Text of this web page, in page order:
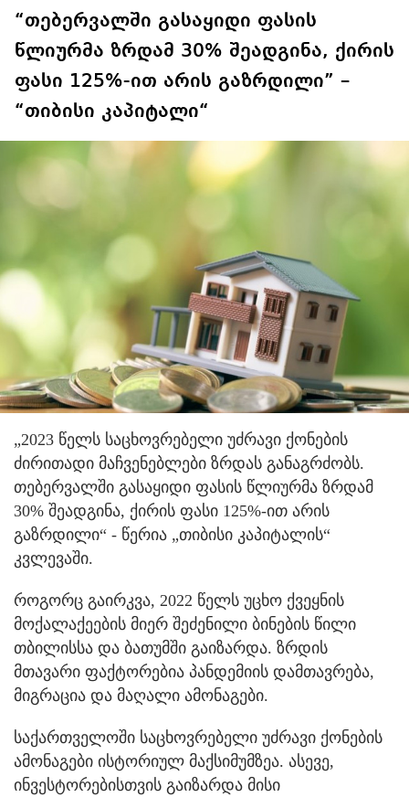
“თებერვალში გასაყიდი ფასის
წლიურმა ზრდამ 30% შეადგინა, ქირის
ფასი 125%-ით არის გაზრდილი” –
“თიბისი კაპიტალი“
„2023 წელს საცხოვრებელი უძრავი ქონების
ძირითადი მაჩვენებლები ზრდას განაგრძობს.
თებერვალში გასაყიდი ფასის წლიურმა ზრდამ
30% შეადგინა, ქირის ფასი 125%-ით არის
გაზრდილი“ - წერია „თიბისი კაპიტალის“
კვლევაში.
როგორც გაირკვა, 2022 წელს უცხო ქვეყნის
მოქალაქეების მიერ შეძენილი ბინების წილი
თბილისსა და ბათუმში გაიზარდა. ზრდის
მთავარი ფაქტორებია პანდემიის დამთავრება,
მიგრაცია და მაღალი ამონაგები.
საქართველოში საცხოვრებელი უძრავი ქონების
ამონაგები ისტორიულ მაქსიმუმზეა. ასევე,
ინვესტორებისთვის გაიზარდა მისი